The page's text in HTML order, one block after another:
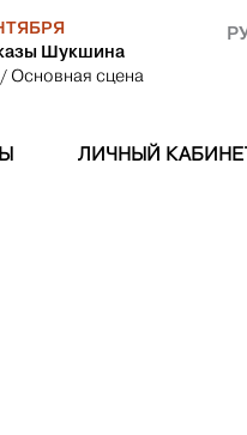
Шукшина
/ Основная сцена
ЛИЧНЫЙ